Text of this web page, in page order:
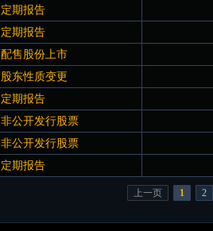
定期报告
定期报告
配售股份上市
股东性质变更
定期报告
非公开发行股票
非公开发行股票
定期报告
上一页 1 2